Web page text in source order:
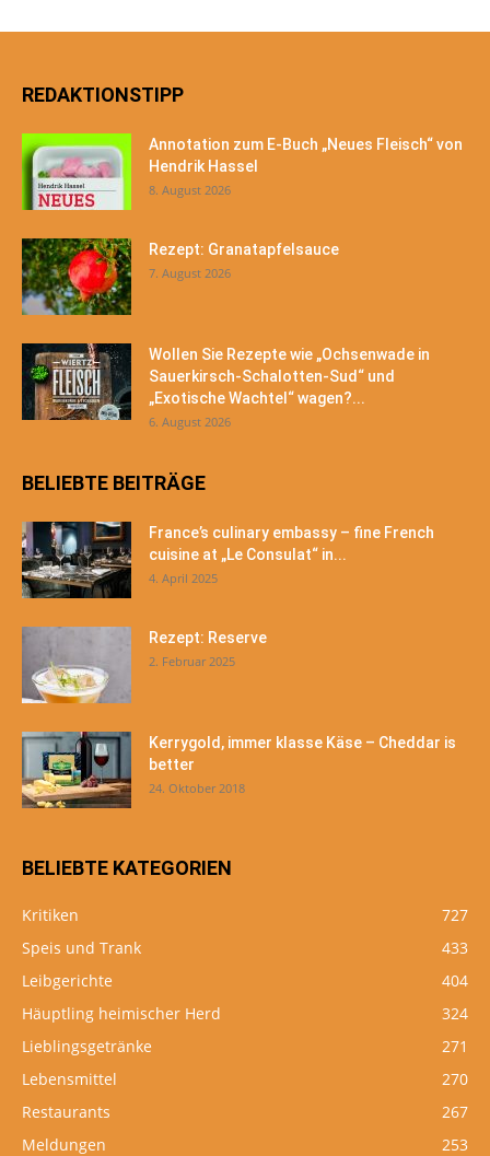
REDAKTIONSTIPP
Annotation zum E-Buch „Neues Fleisch“ von
Hendrik Hassel
8. August 2026
Rezept: Granatapfelsauce
7. August 2026
Wollen Sie Rezepte wie „Ochsenwade in
Sauerkirsch-Schalotten-Sud“ und
„Exotische Wachtel“ wagen?...
6. August 2026
BELIEBTE BEITRÄGE
France’s culinary embassy – fine French
cuisine at „Le Consulat“ in...
4. April 2025
Rezept: Reserve
2. Februar 2025
Kerrygold, immer klasse Käse – Cheddar is
better
24. Oktober 2018
BELIEBTE KATEGORIEN
Kritiken
727
Speis und Trank
433
Leibgerichte
404
Häuptling heimischer Herd
324
Lieblingsgetränke
271
Lebensmittel
270
Restaurants
267
Meldungen
253